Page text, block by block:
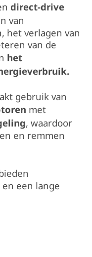
direct-drive
van
het verlagen van
van de
het
gebruik van
met
, waardoor
en remmen
een lange